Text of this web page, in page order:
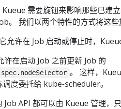
需要旋钮来影响那些已建
。 我们以两个特性的方式将这些
允许在 Job 启动或停止时，
许在启动 Job 之前更新 Job 的
。 这样，
度委托给 kube-scheduler。
API 都可以由 Kueue 管理，